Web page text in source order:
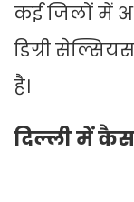
कई जिलों में
डिग्री
है।
दिल्ली में